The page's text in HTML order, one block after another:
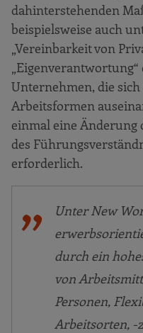
dahinterstehenden
beispielsweise auch
„Vereinbarkeit von
Unternehmen, die
Arbeitsformen
einmal eine
des
erforderlich.
Unter New
durch ein
von
Personen,
Arbeitsorten, -